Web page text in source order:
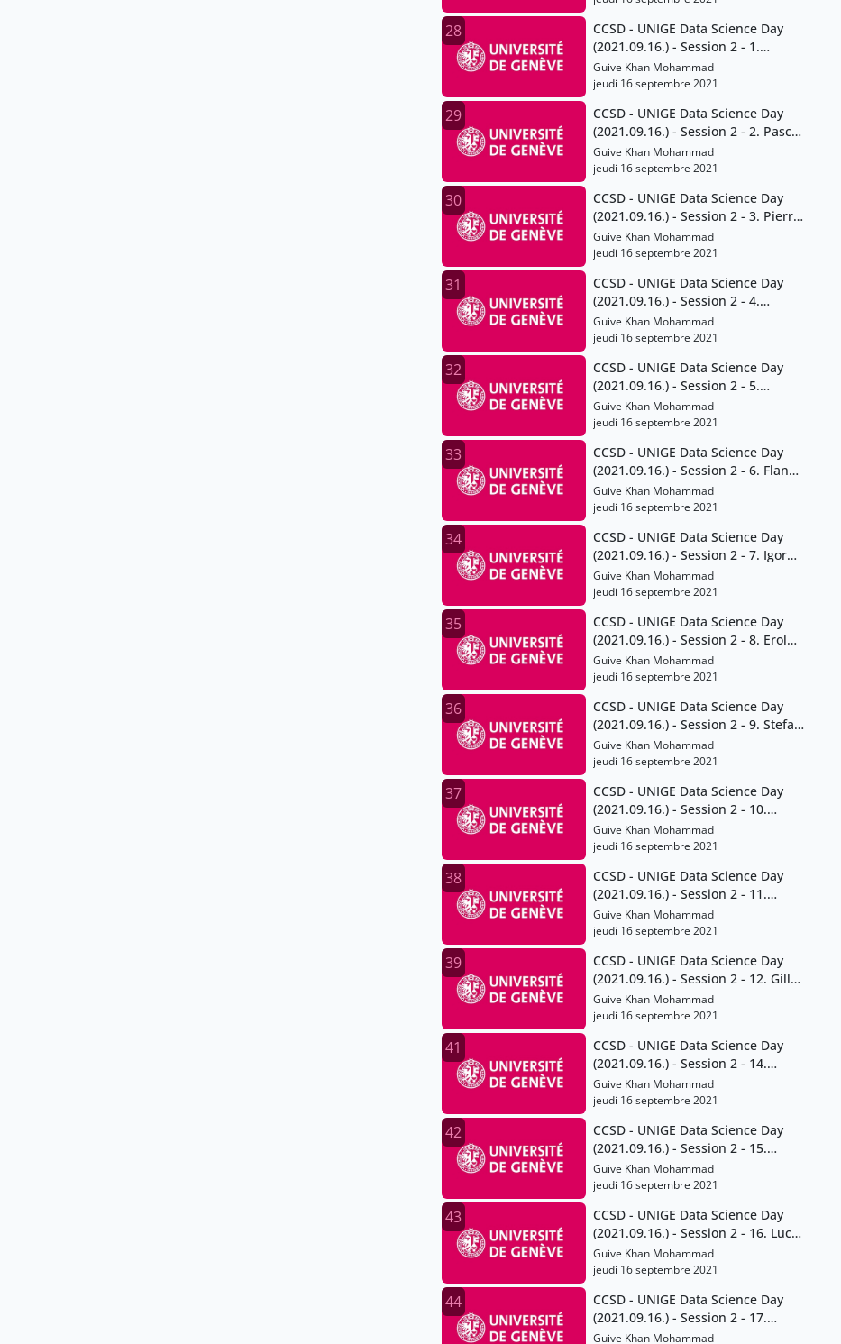
28
CCSD - UNIGE Data Science Day
(2021.09.16.) - Session 2 - 1.
Anthony Lehmann
Guive Khan Mohammad
jeudi 16 septembre 2021
29
CCSD - UNIGE Data Science Day
(2021.09.16.) - Session 2 - 2. Pascal
Peduzzi
Guive Khan Mohammad
jeudi 16 septembre 2021
30
CCSD - UNIGE Data Science Day
(2021.09.16.) - Session 2 - 3. Pierre
Lacroix
Guive Khan Mohammad
jeudi 16 septembre 2021
31
CCSD - UNIGE Data Science Day
(2021.09.16.) - Session 2 - 4.
Gregory Giuliani
Guive Khan Mohammad
jeudi 16 septembre 2021
32
CCSD - UNIGE Data Science Day
(2021.09.16.) - Session 2 - 5.
Jonathan Chambers
Guive Khan Mohammad
jeudi 16 septembre 2021
33
CCSD - UNIGE Data Science Day
(2021.09.16.) - Session 2 - 6. Flann
Chambers
Guive Khan Mohammad
jeudi 16 septembre 2021
34
CCSD - UNIGE Data Science Day
(2021.09.16.) - Session 2 - 7. Igor
Mathias
Guive Khan Mohammad
jeudi 16 septembre 2021
35
CCSD - UNIGE Data Science Day
(2021.09.16.) - Session 2 - 8. Erol
Orel
Guive Khan Mohammad
jeudi 16 septembre 2021
36
CCSD - UNIGE Data Science Day
(2021.09.16.) - Session 2 - 9. Stefan
Sperlich
Guive Khan Mohammad
jeudi 16 septembre 2021
37
CCSD - UNIGE Data Science Day
(2021.09.16.) - Session 2 - 10.
Marta Pittavino
Guive Khan Mohammad
jeudi 16 septembre 2021
38
CCSD - UNIGE Data Science Day
(2021.09.16.) - Session 2 - 11.
Francois Grey
Guive Khan Mohammad
jeudi 16 septembre 2021
39
CCSD - UNIGE Data Science Day
(2021.09.16.) - Session 2 - 12. Gilles
Falquet
Guive Khan Mohammad
jeudi 16 septembre 2021
41
CCSD - UNIGE Data Science Day
(2021.09.16.) - Session 2 - 14.
Volodymyr Savchenko
Guive Khan Mohammad
jeudi 16 septembre 2021
42
CCSD - UNIGE Data Science Day
(2021.09.16.) - Session 2 - 15.
Thomas Maillart
Guive Khan Mohammad
jeudi 16 septembre 2021
43
CCSD - UNIGE Data Science Day
(2021.09.16.) - Session 2 - 16. Lucia
Gomez Teijeiro and Giuseppe
Ugazio
Guive Khan Mohammad
jeudi 16 septembre 2021
44
CCSD - UNIGE Data Science Day
(2021.09.16.) - Session 2 - 17.
Maxime Stauffer
Guive Khan Mohammad